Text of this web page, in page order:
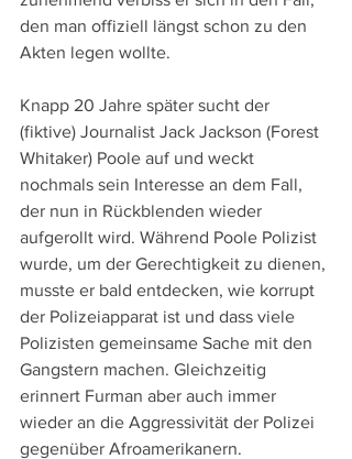
den man offiziell längst schon zu den
Akten legen wollte.
Knapp 20 Jahre später sucht der
(fiktive) Journalist Jack Jackson (Forest
Whitaker) Poole auf und weckt
nochmals sein Interesse an dem Fall,
der nun in Rückblenden wieder
aufgerollt wird. Während Poole Polizist
wurde, um der Gerechtigkeit zu dienen,
musste er bald entdecken, wie korrupt
der Polizeiapparat ist und dass viele
Polizisten gemeinsame Sache mit den
Gangstern machen. Gleichzeitig
erinnert Furman aber auch immer
wieder an die Aggressivität der Polizei
gegenüber Afroamerikanern.